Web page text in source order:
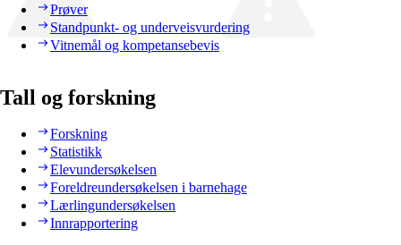
Prøver
Standpunkt- og underveisvurdering
Vitnemål og kompetansebevis
Tall og forskning
Forskning
Statistikk
Elevundersøkelsen
Foreldreundersøkelsen i barnehage
Lærlingundersøkelsen
Innrapportering